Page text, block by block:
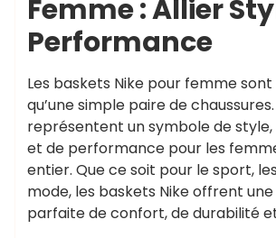
Femme : Allier
Performance
Les baskets Nike pour femme sont
qu’une simple paire de chaussures.
représentent un symbole de style,
et de performance pour les
entier. Que ce soit pour le sport,
mode, les baskets Nike offrent
parfaite de confort, de durabilité